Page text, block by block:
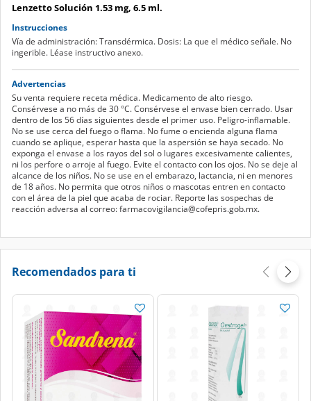
Lenzetto Solución 1.53 mg, 6.5 ml.
Instrucciones
Vía de administración: Transdérmica. Dosis: La que el médico señale. No
ingerible. Léase instructivo anexo.
Advertencias
Su venta requiere receta médica. Medicamento de alto riesgo.
Consérvese a no más de 30 °C. Consérvese el envase bien cerrado. Usar
dentro de los 56 días siguientes desde el primer uso. Peligro-inflamable.
No se use cerca del fuego o flama. No fume o encienda alguna flama
cuando se aplique, esperar hasta que la aspersión se haya secado. No
exponga el envase a los rayos del sol o lugares excesivamente calientes,
ni los perfore o arroje al fuego. Evite el contacto con los ojos. No se deje al
alcance de los niños. No se use en el embarazo, lactancia, ni en menores
de 18 años. No permita que otros niños o mascotas entren en contacto
con el área de la piel que acaba de rociar. Reporte las sospechas de
reacción adversa al correo: farmacovigilancia@cofepris.gob.mx.
Recomendados para ti